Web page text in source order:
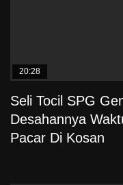
20:28
Seli Tocil SPG
Desahannya
Pacar Di Kosan